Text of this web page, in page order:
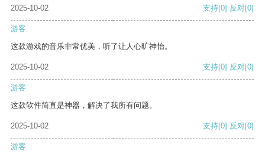
2025-10-02
支持[0] 反对[0]
游客
这款游戏的音乐非常优美，听了让人心旷神怡。
2025-10-02 支持[0] 反对[0]
游客
这款软件简直是神器，解决了我所有问题。
2025-10-02 支持[0] 反对[0]
游客